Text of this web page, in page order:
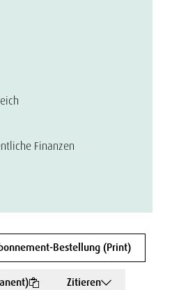
Finanzen
Bestellung (Print)
Zitieren